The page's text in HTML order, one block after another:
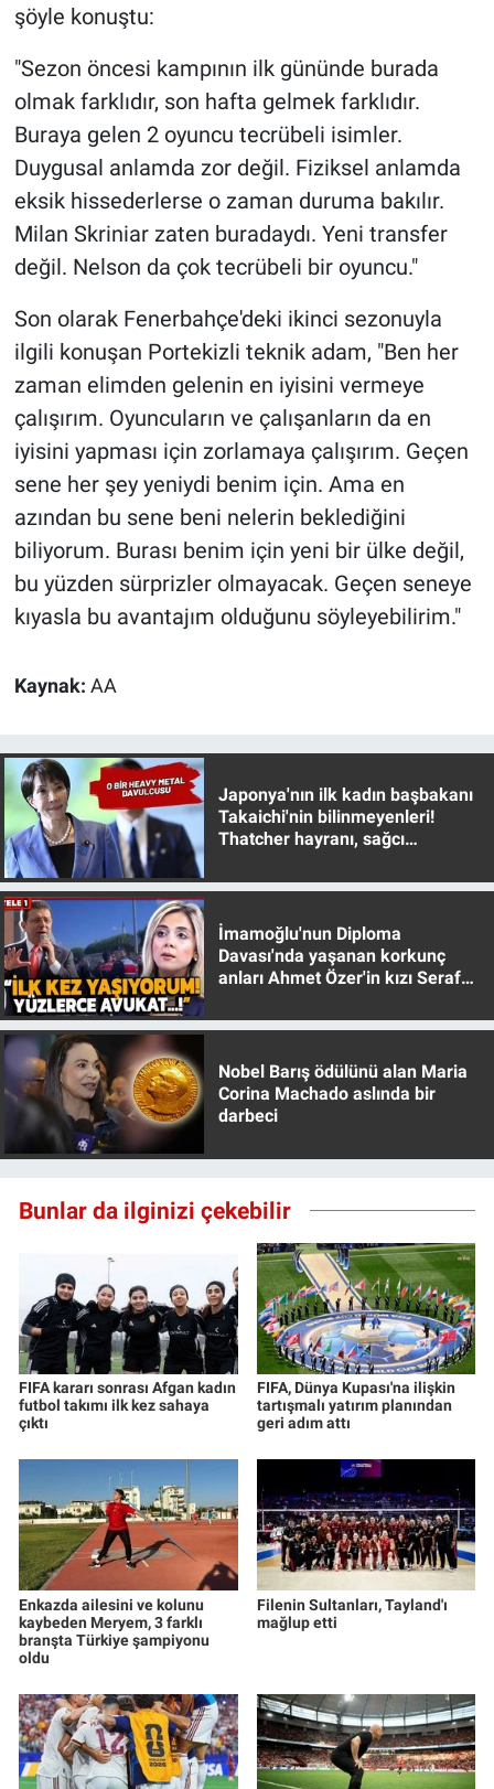
şöyle konuştu:
"Sezon öncesi kampının ilk gününde burada
olmak farklıdır, son hafta gelmek farklıdır.
Buraya gelen 2 oyuncu tecrübeli isimler.
Duygusal anlamda zor değil. Fiziksel anlamda
eksik hissederlerse o zaman duruma bakılır.
Milan Skriniar zaten buradaydı. Yeni transfer
değil. Nelson da çok tecrübeli bir oyuncu."
Son olarak Fenerbahçe'deki ikinci sezonuyla
ilgili konuşan Portekizli teknik adam, "Ben her
zaman elimden gelenin en iyisini vermeye
çalışırım. Oyuncuların ve çalışanların da en
iyisini yapması için zorlamaya çalışırım. Geçen
sene her şey yeniydi benim için. Ama en
azından bu sene beni nelerin beklediğini
biliyorum. Burası benim için yeni bir ülke değil,
bu yüzden sürprizler olmayacak. Geçen seneye
kıyasla bu avantajım olduğunu söyleyebilirim."
Kaynak: AA
Japonya'nın ilk kadın başbakanı
Takaichi'nin bilinmeyenleri!
Thatcher hayranı, sağcı
İmamoğlu'nun Diploma
Davası'nda yaşanan korkunç
anları Ahmet Özer'in kızı Seraf
Nobel Barış ödülünü alan Maria
Corina Machado aslında bir
darbeci
Bunlar da ilginizi çekebilir
FIFA kararı sonrası Afgan kadın
futbol takımı ilk kez sahaya
çıktı
FIFA, Dünya Kupası'na ilişkin
tartışmalı yatırım planından
geri adım attı
Enkazda ailesini ve kolunu
kaybeden Meryem, 3 farklı
branşta Türkiye şampiyonu
oldu
Filenin Sultanları, Tayland'ı
mağlup etti